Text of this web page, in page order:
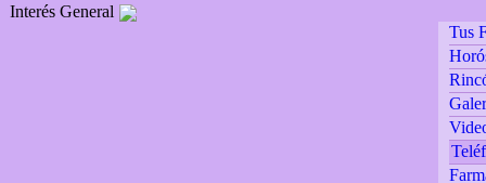
Interés General
Tus